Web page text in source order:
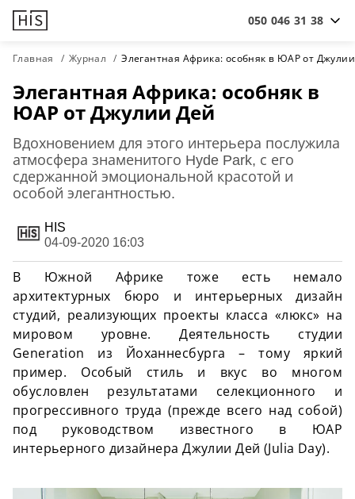
050 046 31 38
Главная Журнал Элегантная Африка: особняк в ЮАР от
Элегантная Африка: особняк в
ЮАР от Джулии Дей
Вдохновением для этого интерьера послужила
атмосфера знаменитого Hyde Park, с его
сдержанной эмоциональной красотой и
особой элегантностью.
HIS
04-09-2020 16:03
В Южной Африке тоже есть немало
архитектурных бюро и интерьерных дизайн
студий, реализующих проекты класса «люкс» на
мировом уровне. Деятельность студии
Generation из Йоханнесбурга – тому яркий
пример. Особый стиль и вкус во многом
обусловлен результатами селекционного и
прогрессивного труда (прежде всего над собой)
под руководством известного в ЮАР
интерьерного дизайнера Джулии Дей (Julia Day).